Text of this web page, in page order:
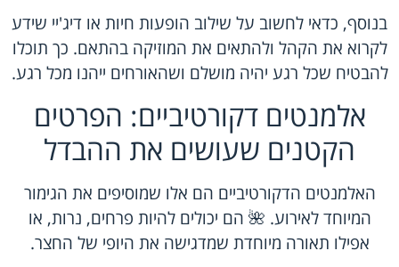
בנוסף, כדאי לחשוב על שילוב הופעות חיות או דיג'יי שידע
לקרוא את הקהל ולהתאים את המוזיקה בהתאם. כך תוכלו
להבטיח שכל רגע יהיה מושלם ושהאורחים ייהנו מכל רגע.
אלמנטים דקורטיביים: הפרטים
הקטנים שעושים את ההבדל
האלמנטים הדקורטיביים הם אלו שמוסיפים את הגימור
המיוחד לאירוע. 🌺 הם יכולים להיות פרחים, נרות, או
אפילו תאורה מיוחדת שמדגישה את היופי של החצר.